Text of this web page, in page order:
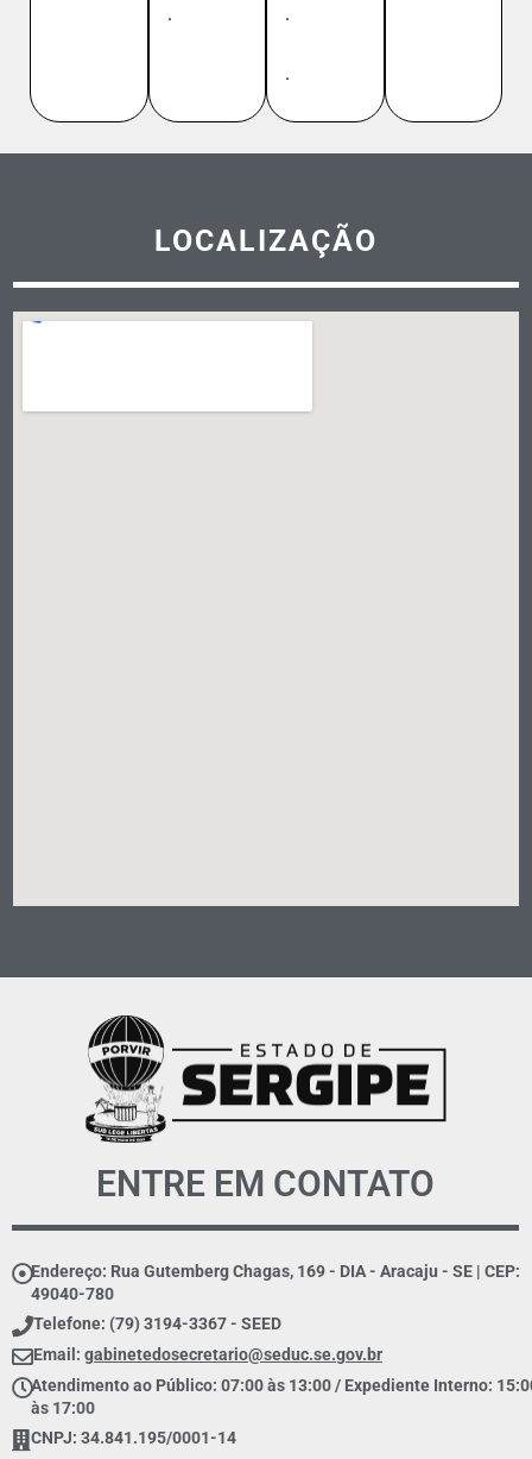
. .
.
LOCALIZAÇÃO
ENTRE EM CONTATO
Endereço: Rua Gutemberg Chagas, 169 - DIA - Aracaju - SE | CEP:
49040-780
Telefone: (79) 3194-3367 - SEED
Email: gabinetedosecretario@seduc.se.gov.br
Atendimento ao Público: 07:00 às 13:00 / Expediente Interno:
às 17:00
CNPJ: 34.841.195/0001-14